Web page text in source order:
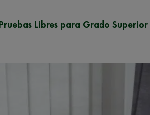
Pruebas Libres para Grado